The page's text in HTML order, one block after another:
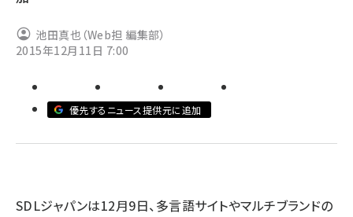
セミナー (2308)
meo (1277)
池田真也（Web担 編集部）
2015年12月11日 7:00
優先するニュース提供元に追加
SDLジャパンは12月9日、多言語サイトやマルチブランドの